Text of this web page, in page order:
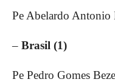
Pe Abelardo Antonio
– Brasil (1)
Pe Pedro Gomes